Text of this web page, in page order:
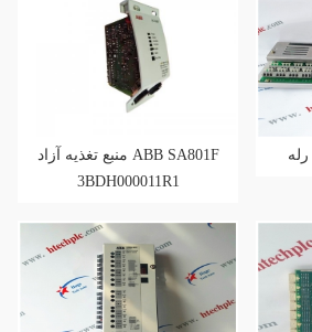
منبع تغذیه آزاد ABB SA801F
3BDH000011R1